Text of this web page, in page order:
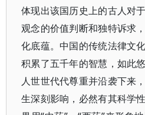
体现出该国历史上的古人对
观念的价值判断和独特诉求
化底蕴。中国的传统法律文
积累了五千年的智慧，如此
人世世代代尊重并沿袭下来
生深刻影响，必然有其科学